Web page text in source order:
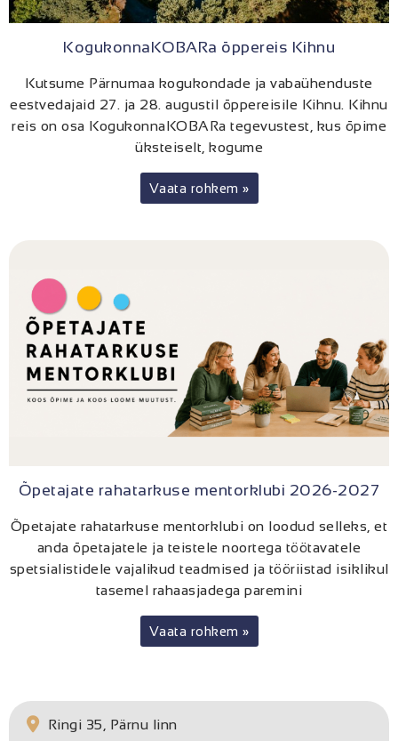
KogukonnaKOBARa õppereis Kihnu
Kutsume Pärnumaa kogukondade ja vabaühenduste
eestvedajaid 27. ja 28. augustil õppereisile Kihnu. Kihnu
reis on osa KogukonnaKOBARa tegevustest, kus õpime
üksteiselt, kogume
Vaata rohkem »
Õpetajate rahatarkuse mentorklubi 2026-2027
Õpetajate rahatarkuse mentorklubi on loodud selleks, et
anda õpetajatele ja teistele noortega töötavatele
spetsialistidele vajalikud teadmised ja tööriistad isiklikul
tasemel rahaasjadega paremini
Vaata rohkem »
Ringi 35, Pärnu linn